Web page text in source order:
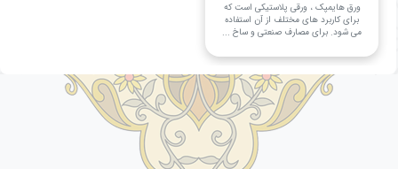
ورق هایمپک ، ورقی پلاستیکی است که
برای کاربرد های مختلف از آن استفاده
می شود. برای مصارف صنعتی و ساخ ...